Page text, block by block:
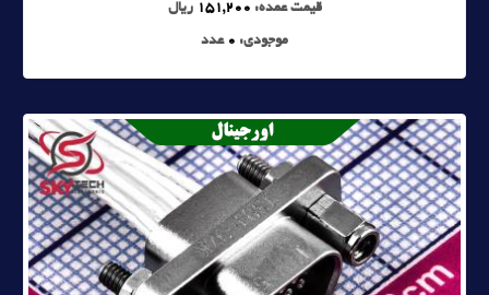
قیمت عمده: 151,200 ریال
موجودی: 0 عدد